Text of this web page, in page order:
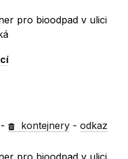
pro bioodpad v ulici
- kontejnery -odkaz
pro bioodpad v ulici